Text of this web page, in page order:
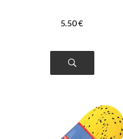
5.50 €